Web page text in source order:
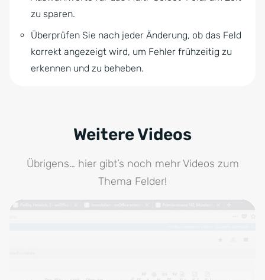
zu sparen.
Überprüfen Sie nach jeder Änderung, ob das Feld
korrekt angezeigt wird, um Fehler frühzeitig zu
erkennen und zu beheben.
Weitere Videos
Übrigens… hier gibt’s noch mehr Videos zum
Thema Felder!